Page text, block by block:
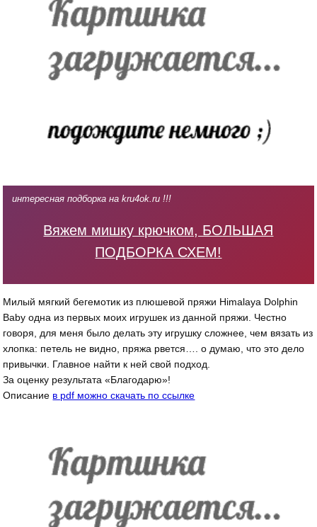
интересная подборка на kru4ok.ru !!!
Вяжем мишку крючком, БОЛЬШАЯ
ПОДБОРКА СХЕМ!
Милый мягкий бегемотик из плюшевой пряжи Himalaya Dolphin
Baby одна из первых моих игрушек из данной пряжи. Честно
говоря, для меня было делать эту игрушку сложнее, чем вязать из
хлопка: петель не видно, пряжа рвется…. о думаю, что это дело
привычки. Главное найти к ней свой подход.
За оценку результата «Благодарю»!
Описание в pdf можно скачать по ссылке